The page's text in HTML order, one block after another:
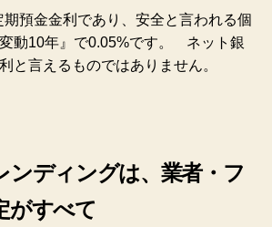
預金金利であり、安全と言われる個
動10年』で0.05%です。
ネット銀
と言えるものではありません。
ンディングは、業者・フ
がすべて